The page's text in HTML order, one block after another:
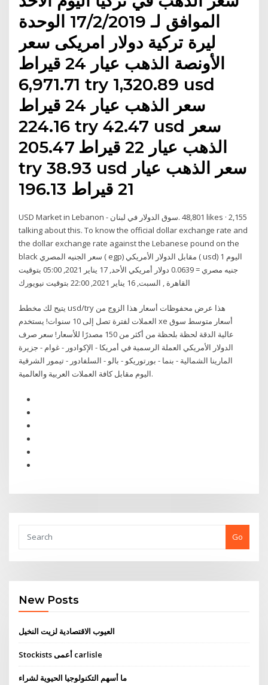
الموافق لـ 17/2/2019 الوحدة
ليرة تركية دولار امريكى سعر
الأونصة الذهب عيار 24 قيراط
6,971.71 try 1,320.89 usd
سعر الذهب عيار 24 قيراط
224.16 try 42.47 usd سعر
الذهب عيار 22 قيراط 205.47
try 38.93 usd سعر الذهب عيار
21 قيراط 196.13
‎USD Market in Lebanon - سوق الدولار في لبنان‎. 48,801 likes · 2,155
talking about this. To know the official dollar exchange rate and
the dollar exchange rate against the Lebanese pound on the
black سعر الجنيه المصري ( egp) مقابل الدولار الأمريكي ( usd) اليوم 1
جنيه مصري = 0.0639 دولار أمريكي الأحد, 17 يناير 2021, 05:00 بتوقيت
القاهرة , السبت, 16 يناير 2021, 22:00 بتوقيت نيويورك
يتيح لك مخطط usd/try هذا عرض محفوظات أسعار هذا الزوج من
العملات لفترة تصل إلى 10 سنوات! يستخدم xe أسعار متوسط سوق
عالية الدقة لحظة بلحظة من أكثر من 150 مصدرًا للأسعار! سعر صرف
الدولار الأمريكي العملة الرسمية في أمريكا - الإكوادور - غوام - جزيرة
المارينا الشمالية - بنما - بورتوريكو - بالو - السلفادور - تيمور الشرقية
اليوم مقابل كافة العملات العربية والعالمية.
Go
New Posts
العيوب الاقتصادية لزيت النخيل
Stockists أعمى carlisle
ما أسهم التكنولوجيا الحيوية لشراء